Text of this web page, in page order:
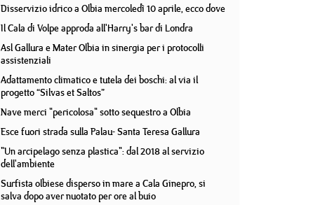
Disservizio idrico a Olbia mercoledì 10 aprile, ecco dove
Il Cala di Volpe approda all'Harry's bar di Londra
Asl Gallura e Mater Olbia in sinergia per i protocolli
assistenziali
Adattamento climatico e tutela dei boschi: al via il
progetto “Silvas et Saltos”
Nave merci "pericolosa" sotto sequestro a Olbia
Esce fuori strada sulla Palau- Santa Teresa Gallura
"Un arcipelago senza plastica": dal 2018 al servizio
dell'ambiente
Surfista olbiese disperso in mare a Cala Ginepro, si
salva dopo aver nuotato per ore al buio